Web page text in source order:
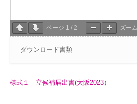
ページ 1 / 2 ズーム
ダウンロード書類
様式１ 立候補届出書(大阪2023）